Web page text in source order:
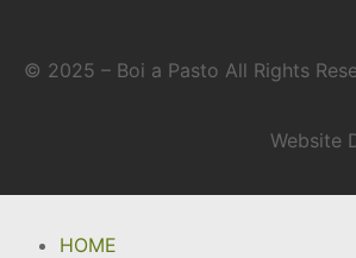
© 2025 – Boi a Pasto All Rights
Website
HOME